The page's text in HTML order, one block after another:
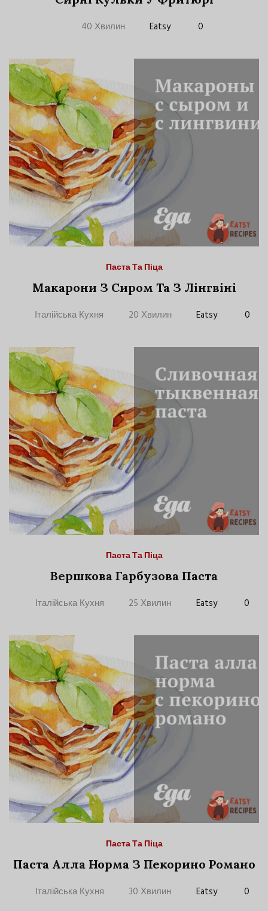
40 Хвилин Eatsy 0
Паста Та Піца
Макарони З Сиром Та З Лінгвіні
Італійська Кухня 20 Хвилин Eatsy 0
Паста Та Піца
Вершкова Гарбузова Паста
Італійська Кухня 25 Хвилин Eatsy 0
Паста Та Піца
Паста Алла Норма З Пекорино Романо
Італійська Кухня 30 Хвилин Eatsy 0